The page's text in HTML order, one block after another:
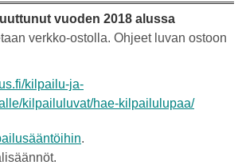
vuoden 2018 alussa
verkko-ostolla. Ohjeet luvan ostoon
kilpailu-ja-
kilpailuluvat/hae-kilpailulupaa/
.